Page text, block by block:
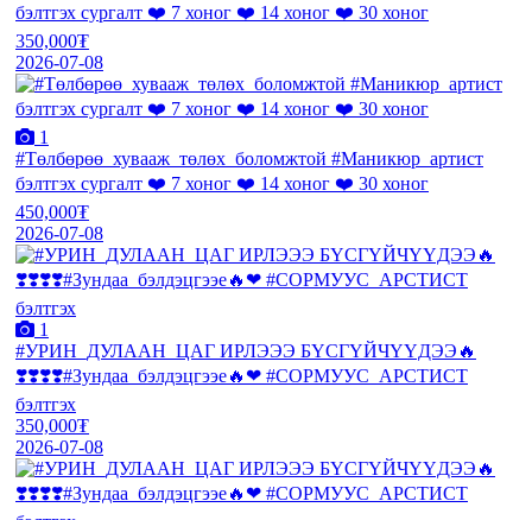
бэлтгэх сургалт ❤️ 7 хоног ❤️ 14 хоног ❤️ 30 хоног
350,000₮
2026-07-08
1
#Төлбөрөө_хувааж_төлөх_боломжтой #Маникюр_артист
бэлтгэх сургалт ❤️ 7 хоног ❤️ 14 хоног ❤️ 30 хоног
450,000₮
2026-07-08
1
#УРИН_ДУЛААН_ЦАГ ИРЛЭЭЭ БҮСГҮЙЧҮҮДЭЭ🔥
❣️❣️❣️❣️#Зундаа_бэлдэцгээе🔥❤ #СОРМУУС_АРСТИСТ
бэлтгэх
350,000₮
2026-07-08